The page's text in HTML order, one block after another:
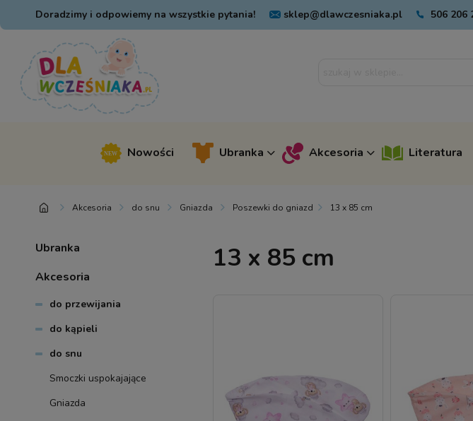
Doradzimy i odpowiemy na wszystkie pytania! sklep@dlawczesniaka.pl 506 206
Nowości Ubranka Akcesoria Literatura
Akcesoria do snu Gniazda Poszewki do gniazd 13 x 85 cm
Ubranka
Akcesoria
do przewijania
do kąpieli
do snu
Smoczki uspokajające
Gniazda
13 x 85 cm